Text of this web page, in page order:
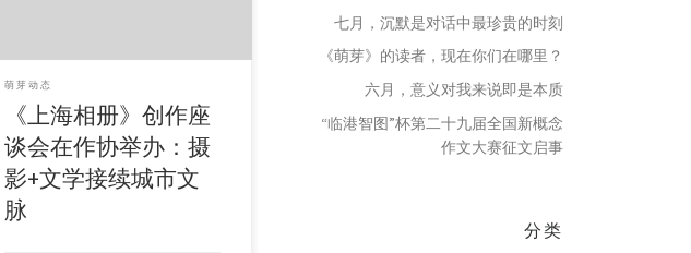
萌芽动态
《上海相册》创作座
谈会在作协举办：摄
影+文学接续城市文
脉
七月，沉默是对话中最珍贵的时刻
《萌芽》的读者，现在你们在哪里？
六月，意义对我来说即是本质
“临港智图”杯第二十九届全国新概念
作文大赛征文启事
分类